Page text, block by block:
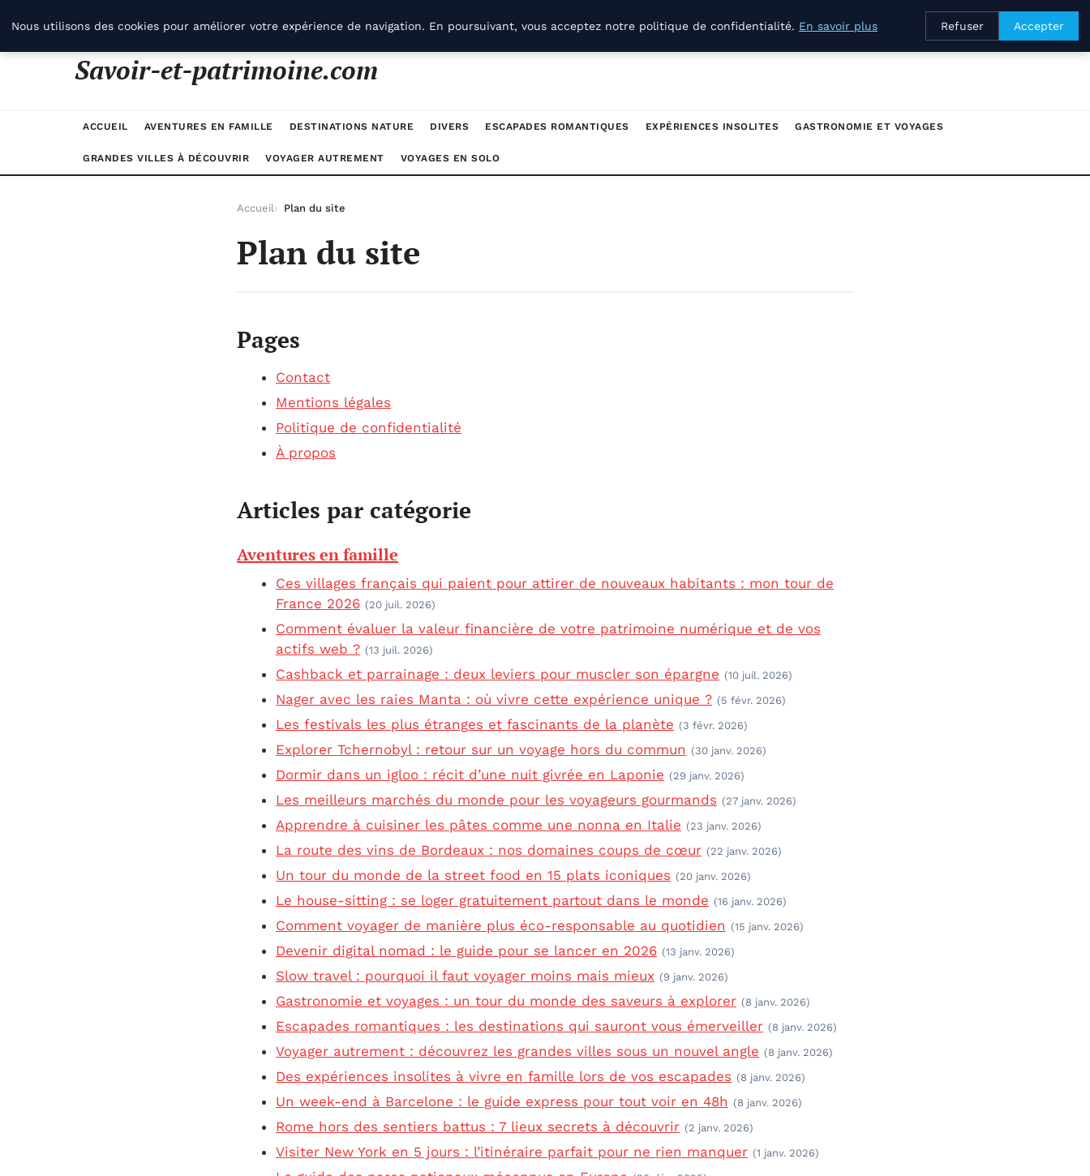
Savoir-et-patrimoine.com
ACCUEIL AVENTURES EN FAMILLE DESTINATIONS NATURE DIVERS ESCAPADES ROMANTIQUES EXPÉRIENCES INSOLITES GASTRONOMIE ET VOYAGES
GRANDES VILLES À DÉCOUVRIR VOYAGER AUTREMENT VOYAGES EN SOLO
Accueil Plan du site
Plan du site
Pages
Contact
Mentions légales
Politique de confidentialité
À propos
Articles par catégorie
Aventures en famille
Ces villages français qui paient pour attirer de nouveaux habitants : mon tour de
France 2026 (20 juil. 2026)
Comment évaluer la valeur financière de votre patrimoine numérique et de vos
actifs web ? (13 juil. 2026)
Cashback et parrainage : deux leviers pour muscler son épargne (10 juil. 2026)
Nager avec les raies Manta : où vivre cette expérience unique ? (5 févr. 2026)
Les festivals les plus étranges et fascinants de la planète (3 févr. 2026)
Explorer Tchernobyl : retour sur un voyage hors du commun (30 janv. 2026)
Dormir dans un igloo : récit d’une nuit givrée en Laponie (29 janv. 2026)
Les meilleurs marchés du monde pour les voyageurs gourmands (27 janv. 2026)
Apprendre à cuisiner les pâtes comme une nonna en Italie (23 janv. 2026)
La route des vins de Bordeaux : nos domaines coups de cœur (22 janv. 2026)
Un tour du monde de la street food en 15 plats iconiques (20 janv. 2026)
Le house-sitting : se loger gratuitement partout dans le monde (16 janv. 2026)
Comment voyager de manière plus éco-responsable au quotidien (15 janv. 2026)
Devenir digital nomad : le guide pour se lancer en 2026 (13 janv. 2026)
Slow travel : pourquoi il faut voyager moins mais mieux (9 janv. 2026)
Gastronomie et voyages : un tour du monde des saveurs à explorer (8 janv. 2026)
Escapades romantiques : les destinations qui sauront vous émerveiller (8 janv. 2026)
Voyager autrement : découvrez les grandes villes sous un nouvel angle (8 janv. 2026)
Des expériences insolites à vivre en famille lors de vos escapades (8 janv. 2026)
Un week-end à Barcelone : le guide express pour tout voir en 48h (8 janv. 2026)
Rome hors des sentiers battus : 7 lieux secrets à découvrir (2 janv. 2026)
Visiter New York en 5 jours : l’itinéraire parfait pour ne rien manquer (1 janv. 2026)
Nous utilisons des cookies pour améliorer votre expérience de navigation. En poursuivant, vous acceptez notre politique de confidentialité. En savoir plus Refuser Accepter